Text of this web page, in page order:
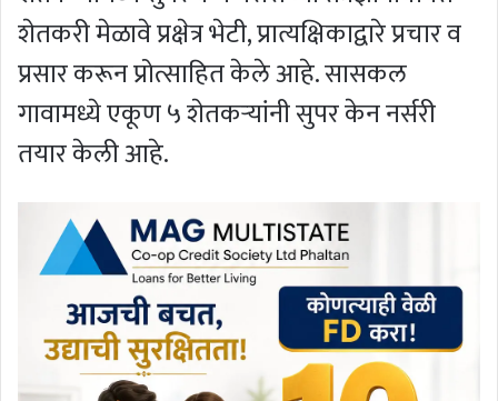
शेतकरी मेळावे प्रक्षेत्र भेटी, प्रात्यक्षिकाद्वारे प्रचार व
प्रसार करून प्रोत्साहित केले आहे. सासकल
गावामध्ये एकूण ५ शेतकर्‍यांनी सुपर केन नर्सरी
तयार केली आहे.